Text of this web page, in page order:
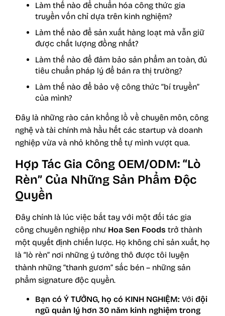
Làm thế nào để chuẩn hóa công thức gia
truyền vốn chỉ dựa trên kinh nghiệm?
Làm thế nào để sản xuất hàng loạt mà vẫn giữ
được chất lượng đồng nhất?
Làm thế nào để đảm bảo sản phẩm an toàn, đủ
tiêu chuẩn pháp lý để bán ra thị trường?
Làm thế nào để bảo vệ công thức “bí truyền”
của mình?
Đây là những rào cản khổng lồ về chuyên môn, công
nghệ và tài chính mà hầu hết các startup và doanh
nghiệp vừa và nhỏ không thể tự mình vượt qua.
Hợp Tác Gia Công OEM/ODM: “Lò
Rèn” Của Những Sản Phẩm Độc
Quyền
Đây chính là lúc việc bắt tay với một đối tác gia
công chuyên nghiệp như Hoa Sen Foods trở thành
một quyết định chiến lược. Họ không chỉ sản xuất, họ
là “lò rèn” nơi những ý tưởng thô được tôi luyện
thành những “thanh gươm” sắc bén – những sản
phẩm signature độc quyền.
Bạn có Ý TƯỞNG, họ có KINH NGHIỆM: Với đội
ngũ quản lý hơn 30 năm kinh nghiệm trong